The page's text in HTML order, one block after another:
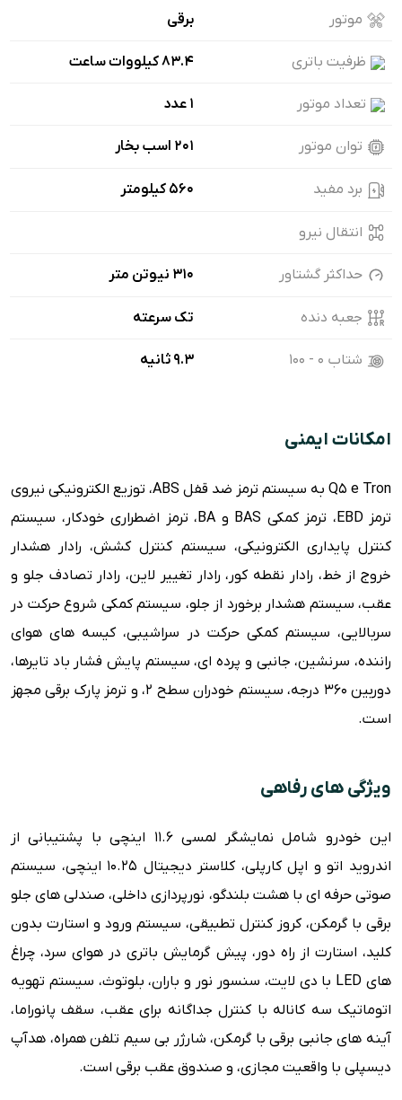
موتور برقی
ظرفیت باتری 83.4 کیلووات ساعت
تعداد موتور 1 عدد
توان موتور 201 اسب بخار
برد مفید 560 کیلومتر
انتقال نیرو
حداکثر گشتاور 310 نیوتن متر
جعبه دنده تک سرعته
شتاب ۰ - ۱۰۰ 9.3 ثانیه
امکانات ایمنی
Q5 e Tron به سیستم ترمز ضد قفل ABS، توزیع الکترونیکی نیروی
ترمز EBD، ترمز کمکی BAS و BA، ترمز اضطراری خودکار، سیستم
کنترل پایداری الکترونیکی، سیستم کنترل کشش، رادار هشدار
خروج از خط، رادار نقطه کور، رادار تغییر لاین، رادار تصادف جلو و
عقب، سیستم هشدار برخورد از جلو، سیستم کمکی شروع حرکت در
سربالایی، سیستم کمکی حرکت در سراشیبی، کیسه های هوای
راننده، سرنشین، جانبی و پرده ای، سیستم پایش فشار باد تایرها،
دوربین 360 درجه، سیستم خودران سطح 2، و ترمز پارک برقی مجهز
است.
ویژگی های رفاهی
این خودرو شامل نمایشگر لمسی 11.6 اینچی با پشتیبانی از
اندروید اتو و اپل کارپلی، کلاستر دیجیتال 10.25 اینچی، سیستم
صوتی حرفه ای با هشت بلندگو، نورپردازی داخلی، صندلی های جلو
برقی با گرمکن، کروز کنترل تطبیقی، سیستم ورود و استارت بدون
کلید، استارت از راه دور، پیش گرمایش باتری در هوای سرد، چراغ
های LED با دی لایت، سنسور نور و باران، بلوتوث، سیستم تهویه
اتوماتیک سه کاناله با کنترل جداگانه برای عقب، سقف پانوراما،
آینه های جانبی برقی با گرمکن، شارژر بی سیم تلفن همراه، هدآپ
دیسپلی با واقعیت مجازی، و صندوق عقب برقی است.